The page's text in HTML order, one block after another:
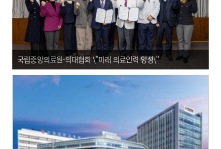
국립중앙의료원-의대협회 \"미래 의료인력 양성\"